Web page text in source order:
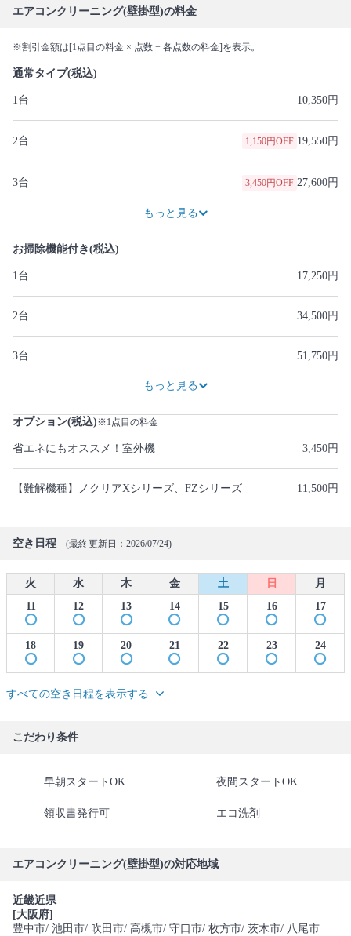
エアコンクリーニング(壁掛型)の料金
※割引金額は[1点目の料金 × 点数 − 各点数の料金]を表示。
通常タイプ(税込)
1台 10,350円
2台 1,150円OFF 19,550円
3台 3,450円OFF 27,600円
もっと見る
お掃除機能付き(税込)
1台 17,250円
2台 34,500円
3台 51,750円
もっと見る
オプション(税込)※1点目の料金
省エネにもオススメ！室外機 3,450円
【難解機種】ノクリアXシリーズ、FZシリーズ 11,500円
空き日程 (最終更新日：2026/07/24)
火 水 木 金 土 日
月
11
12 13 14 15 16 17
18 19 20 21 22 23 24
すべての空き日程を表示する
こだわり条件
早朝スタートOK 夜間スタートOK
領収書発行可 エコ洗剤
エアコンクリーニング(壁掛型)の対応地域
近畿近県
[大阪府]
豊中市/ 池田市/ 吹田市/ 高槻市/ 守口市/ 枚方市/ 茨木市/ 八尾市